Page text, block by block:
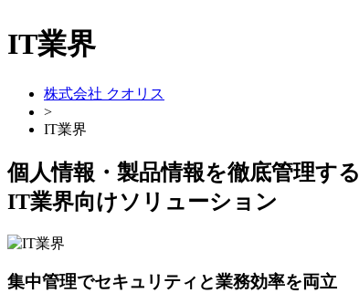
IT業界
株式会社 クオリス
>
IT業界
個人情報・製品情報を徹底管理する
IT業界向けソリューション
集中管理でセキュリティと業務効率を両立